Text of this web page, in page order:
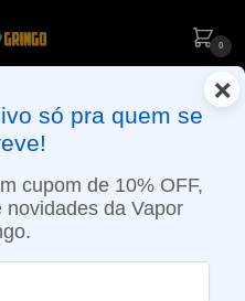
0
PAULO (SEG A SEX): PEDIDOS
VIA MOTOBOY
×
só pra quem se
cupom de 10% OFF,
da Vapor